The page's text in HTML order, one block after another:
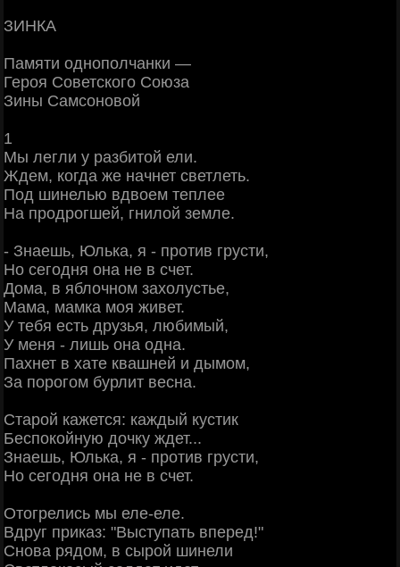
ЗИНКА
Памяти однополчанки —
Героя Советского Союза
Зины Самсоновой
1
Мы легли у разбитой ели.
Ждем, когда же начнет светлеть.
Под шинелью вдвоем теплее
На продрогшей, гнилой земле.
- Знаешь, Юлька, я - против грусти,
Но сегодня она не в счет.
Дома, в яблочном захолустье,
Мама, мамка моя живет.
У тебя есть друзья, любимый,
У меня - лишь она одна.
Пахнет в хате квашней и дымом,
За порогом бурлит весна.
Старой кажется: каждый кустик
Беспокойную дочку ждет...
Знаешь, Юлька, я - против грусти,
Но сегодня она не в счет.
Отогрелись мы еле-еле.
Вдруг приказ: "Выступать вперед!"
Снова рядом, в сырой шинели